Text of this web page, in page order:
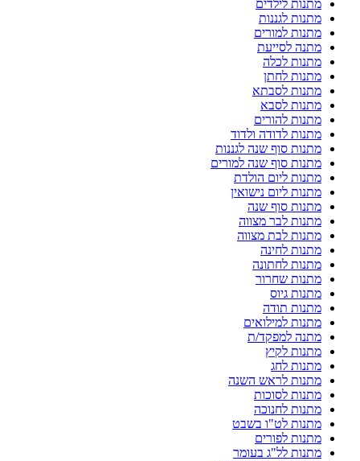
מתנות לילדים
מתנות לגננות
מתנות למורים
מתנה לסייעת
מתנות לכלה
מתנות לחתן
מתנות לסבתא
מתנות לסבא
מתנות להורים
מתנות לדודה ולדוד
מתנות סוף שנה לגננות
מתנות סוף שנה למורים
מתנות ליום הולדת
מתנות ליום נישואין
מתנות סוף שנה
מתנות לבר מצווה
מתנות לבת מצווה
מתנות לחינה
מתנות לחתונה
מתנות שחרור
מתנות גיוס
מתנות תודה
מתנות למילואים
מתנה למפקד/ת
מתנות לקיץ
מתנות לחג
מתנות לראש השנה
מתנות לסוכות
מתנות לחנוכה
מתנות לט"ו בשבט
מתנות לפורים
מתנות לל"ג בעומר